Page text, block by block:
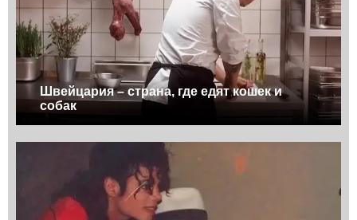
Швейцария – страна, где едят кошек и
собак